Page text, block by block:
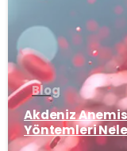
Blog
Akdeniz
Yöntemleri